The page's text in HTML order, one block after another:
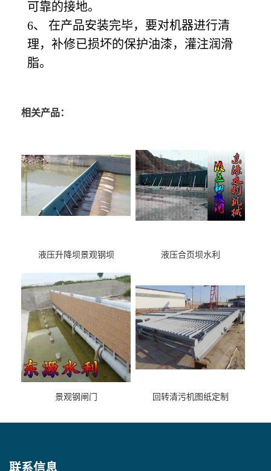
可靠的接地。
6、 在产品安装完毕，要对机器进行清
理，补修已损坏的保护油漆，灌注润滑
脂。
相关产品：
液压升降坝景观钢坝 液压合页坝水利
景观钢闸门 回转清污机图纸定制
联系信息